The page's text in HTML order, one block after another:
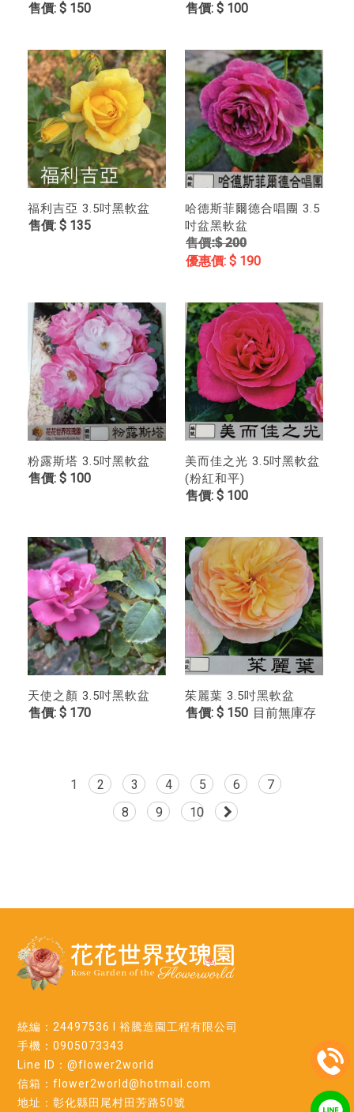
$ 150 $ 100
福利吉亞 3.5吋黑軟盆
$ 135
哈德斯菲爾德合唱團 3.5
吋盆黑軟盆
$ 200
$ 190
粉露斯塔 3.5吋黑軟盆
$ 100
美而佳之光 3.5吋黑軟盆
(粉紅和平)
$ 100
天使之顏 3.5吋黑軟盆
$ 170
茱麗葉 3.5吋黑軟盆
$ 150 目前無庫存
1 2 3 4 5 6
7
8
9 10
統編：24497536 l 裕騰造園工程有限公司
手機：0905073343
Line ID：@flower2world
信箱：flower2world@hotmail.com
地址：彰化縣田尾村田芳路50號